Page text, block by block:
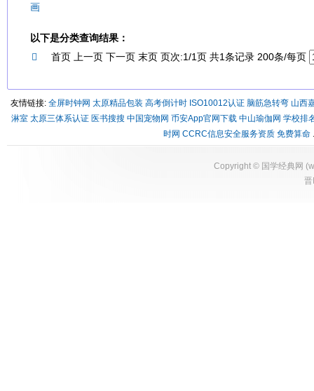
画
以下是分类查询结果：

首页 上一页 下一页 末页 页次:1/1页 共1条记录 200条/每页
友情链接: 全屏时钟网 太原精品包装 高考倒计时 ISO10012认证 脑筋急转弯 山西
淋室 太原三体系认证 医书搜搜 中国宠物网 币安App官网下载 中山瑜伽网 学校排
时网 CCRC信息安全服务资质 免费算命
Copyright © 国学经典网 (